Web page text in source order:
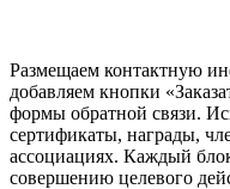
Размещаем контактную
добавляем кнопки
формы обратной связи.
сертификаты, награды,
ассоциациях. Каждый
совершению целевого